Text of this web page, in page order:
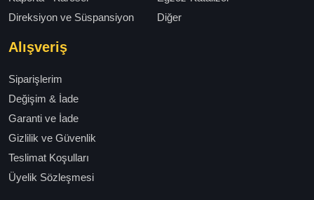
Direksiyon ve Süspansiyon
Diğer
Alışveriş
Siparişlerim
Değişim & İade
Garanti ve İade
Gizlilik ve Güvenlik
Teslimat Koşulları
Üyelik Sözleşmesi